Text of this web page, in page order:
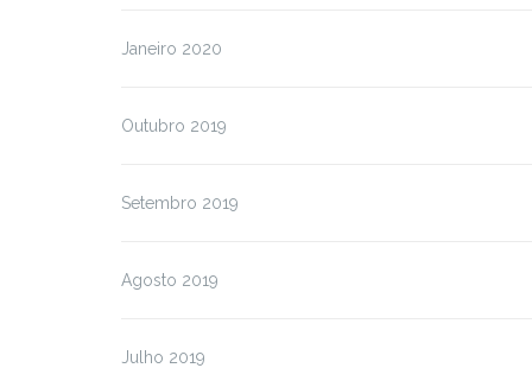
Janeiro 2020
Outubro 2019
Setembro 2019
Agosto 2019
Julho 2019